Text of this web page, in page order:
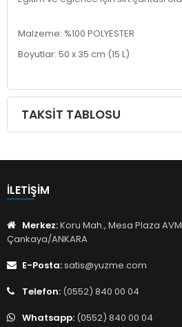
Malzeme: %100 POLYESTER
Boyutlar: 50 x 35 cm (15 L)
TAKSIT TABLOSU
İLETIŞIM
Merkez:Koru Mah., Mesa Plaza
Çankaya/ANKARA
E-Posta:satis@yuzme.com
Telefon: (0552) 840 00 04
Whatsapp: (0552) 840 00 04